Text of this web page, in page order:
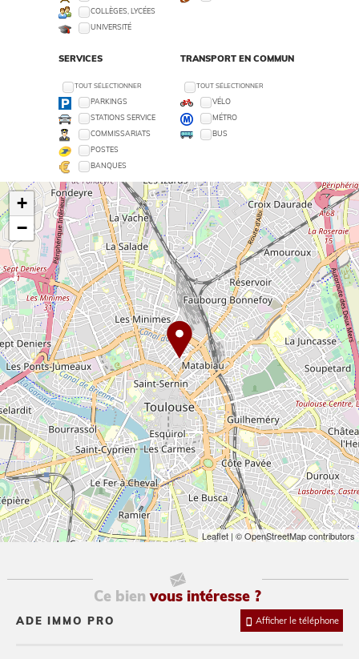
COLLÈGES, LYCÉES
UNIVERSITÉ
SERVICES
TOUT SÉLECTIONNER
PARKINGS
STATIONS SERVICE
COMMISSARIATS
POSTES
BANQUES
TRANSPORT EN COMMUN
TOUT SÉLECTIONNER
VÉLO
MÉTRO
BUS
+
−
Leaflet | © OpenStreetMap contributors
Ce bienvous intéresse ?
ADE IMMO PRO Afficher le téléphone